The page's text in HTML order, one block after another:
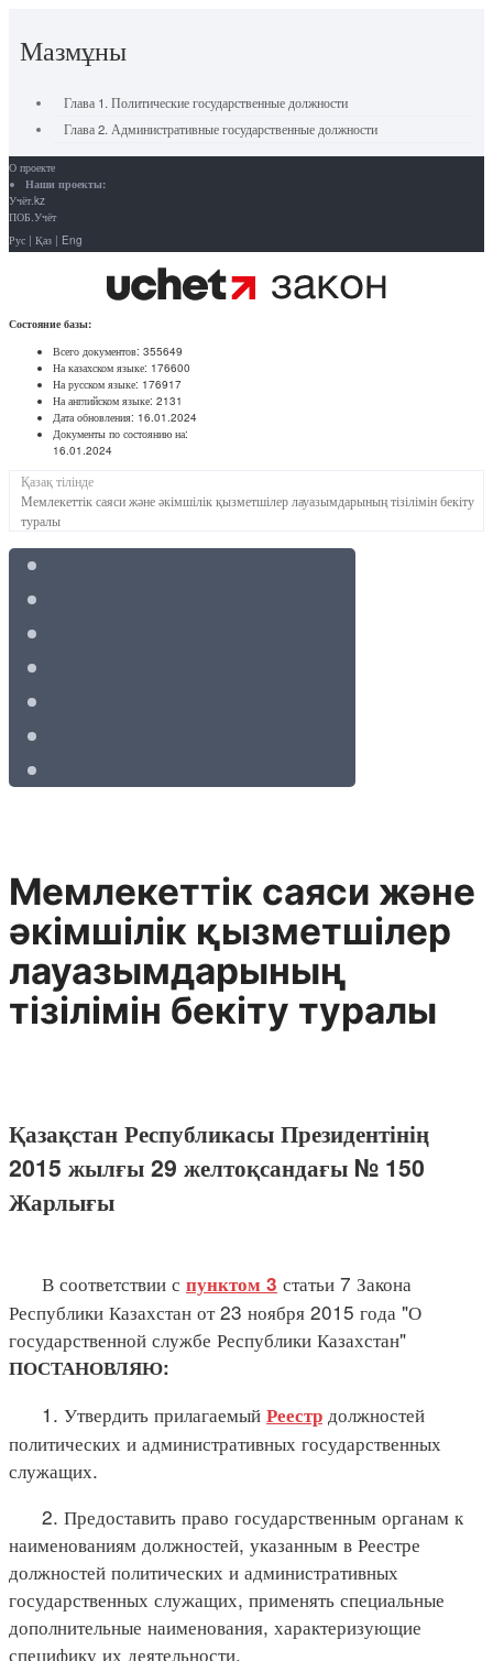
Мазмұны
Глава 1. Политические государственные должности
Глава 2. Административные государственные должности
О проекте
Наши проекты:
Учёт.kz
ПОБ.Учёт
Рус | Қаз | Eng
Состояние базы:
Всего документов: 355649
На казахском языке: 176600
На русском языке: 176917
На английском языке: 2131
Дата обновления: 16.01.2024
Документы по состоянию на:
16.01.2024
Қазақ тілінде
Мемлекеттік саяси және әкімшілік қызметшілер лауазымдарының тізілімін бекіту
туралы
Мемлекеттік саяси және
әкімшілік қызметшілер
лауазымдарының
тізілімін бекіту туралы
Қазақстан Республикасы Президентінің
2015 жылғы 29 желтоқсандағы № 150
Жарлығы
В соответствии с пунктом 3 статьи 7 Закона
Республики Казахстан от 23 ноября 2015 года "О
государственной службе Республики Казахстан"
ПОСТАНОВЛЯЮ:
1. Утвердить прилагаемый Реестр должностей
политических и административных государственных
служащих.
2. Предоставить право государственным органам к
наименованиям должностей, указанным в Реестре
должностей политических и административных
государственных служащих, применять специальные
дополнительные наименования, характеризующие
специфику их деятельности.